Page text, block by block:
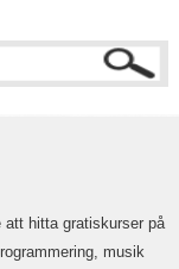
att hitta gratiskurser på
musik